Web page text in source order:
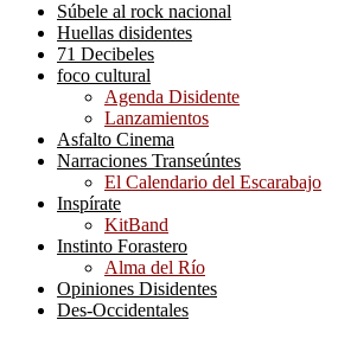
Súbele al rock nacional
Huellas disidentes
71 Decibeles
foco cultural
Agenda Disidente
Lanzamientos
Asfalto Cinema
Narraciones Transeúntes
El Calendario del Escarabajo
Inspírate
KitBand
Instinto Forastero
Alma del Río
Opiniones Disidentes
Des-Occidentales